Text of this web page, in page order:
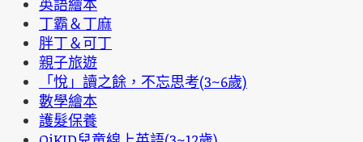
英語繪本
丁霸＆丁麻
胖丁＆可丁
親子旅遊
「悅」讀之餘，不忘思考(3~6歲)
數學繪本
護髮保養